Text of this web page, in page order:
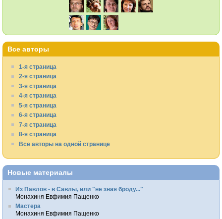
Все авторы
1-я страница
2-я страница
3-я страница
4-я страница
5-я страница
6-я страница
7-я страница
8-я страница
Все авторы на одной странице
Новые материалы
Из Павлов - в Савлы, или "не зная броду..."
Монахиня Евфимия Пащенко
Мастера
Монахиня Евфимия Пащенко